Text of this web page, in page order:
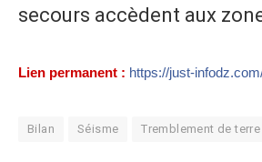
secours accèdent aux
Lien permanent : https://just-
Bilan Séisme Tremblement de terre